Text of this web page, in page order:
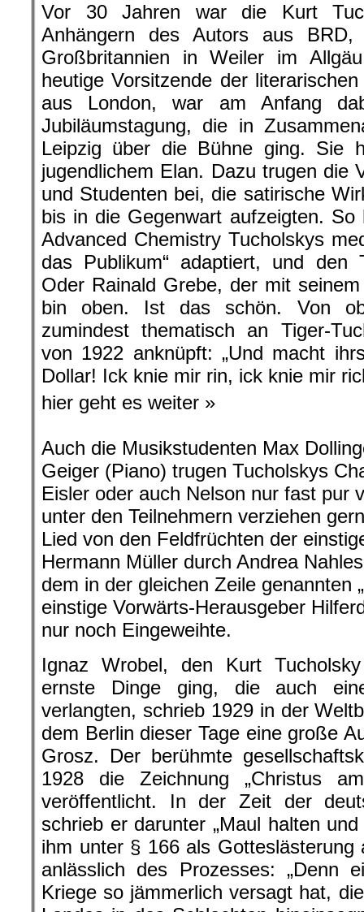
Vor 30 Jahren war die Kurt
Anhängern des Autors aus
Großbritannien in Weiler im
heutige Vorsitzende der
aus London, war am Anfang
Jubiläumstagung, die in
Leipzig über die Bühne ging. Sie
jugendlichem Elan. Dazu trugen die
und Studenten bei, die satirische
bis in die Gegenwart aufzeigten. So
Advanced Chemistry Tucholskys
das Publikum“ adaptiert, und den
Oder Rainald Grebe, der mit seinem
bin oben. Ist das schön. Von
zumindest thematisch an Tiger-
von 1922 anknüpft: „Und macht
Dollar! Ick knie mir rin, ick knie mir
hier geht es weiter »
Auch die Musikstudenten Max
Geiger (Piano) trugen Tucholskys
Eisler oder auch Nelson nur fast pur
unter den Teilnehmern verziehen
Lied von den Feldfrüchten der
Hermann Müller durch Andrea
dem in der gleichen Zeile genannten
einstige Vorwärts-Herausgeber
nur noch Eingeweihte.
Ignaz Wrobel, den Kurt
ernste Dinge ging, die auch
verlangten, schrieb 1929 in der
dem Berlin dieser Tage eine große
Grosz. Der berühmte
1928 die Zeichnung „Christus
veröffentlicht. In der Zeit der
schrieb er darunter „Maul halten
ihm unter § 166 als Gotteslästerung
anlässlich des Prozesses: „Denn
Kriege so jämmerlich versagt hat,